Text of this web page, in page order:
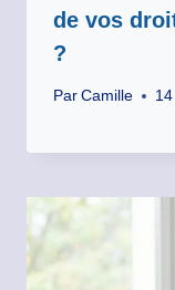
de vos
?
Par Camille